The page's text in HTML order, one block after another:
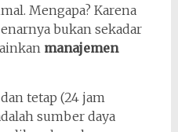
Mengapa? Karena
bukan sekadar
manajemen
tetap (24 jam
sumber daya